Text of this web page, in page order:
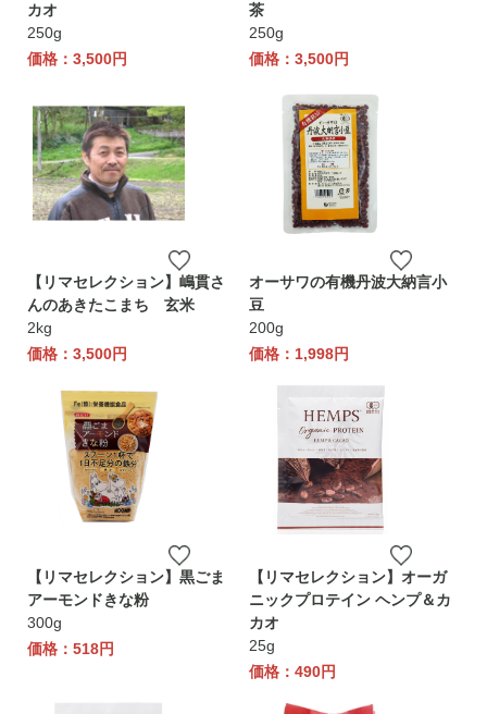
カオ
250g
価格：3,500円
茶
250g
価格：3,500円
【リマセレクション】嶋貫さ
んのあきたこまち 玄米
2kg
価格：3,500円
オーサワの有機丹波大納言小
豆
200g
価格：1,998円
【リマセレクション】黒ごま
アーモンドきな粉
300g
価格：518円
【リマセレクション】オーガ
ニックプロテイン ヘンプ＆カ
カオ
25g
価格：490円